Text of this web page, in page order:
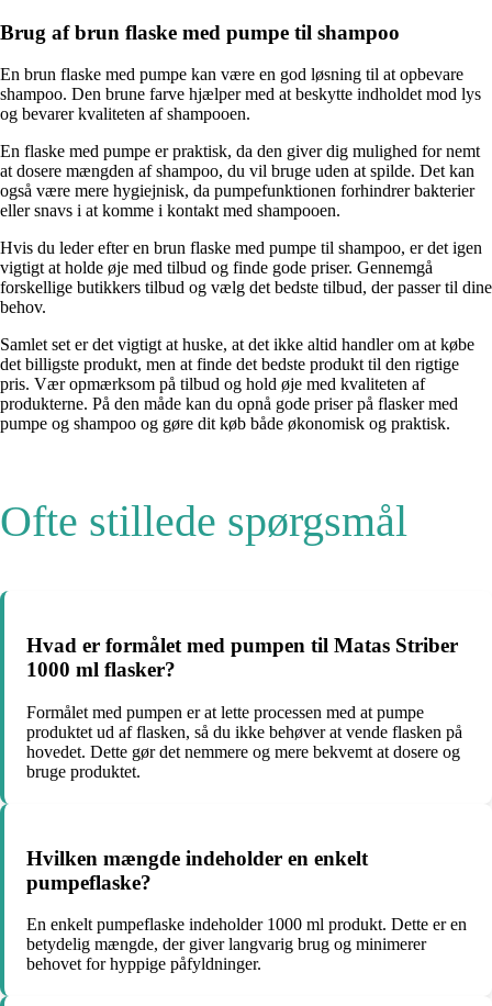
Brug af brun flaske med pumpe til shampoo
En brun flaske med pumpe kan være en god løsning til at opbevare
shampoo. Den brune farve hjælper med at beskytte indholdet mod lys
og bevarer kvaliteten af ​​shampooen.
En flaske med pumpe er praktisk, da den giver dig mulighed for nemt
at dosere mængden af ​​shampoo, du vil bruge uden at spilde. Det kan
også være mere hygiejnisk, da pumpefunktionen forhindrer bakterier
eller snavs i at komme i kontakt med shampooen.
Hvis du leder efter en brun flaske med pumpe til shampoo, er det igen
vigtigt at holde øje med tilbud og finde gode priser. Gennemgå
forskellige butikkers tilbud og vælg det bedste tilbud, der passer til dine
behov.
Samlet set er det vigtigt at huske, at det ikke altid handler om at købe
det billigste produkt, men at finde det bedste produkt til den rigtige
pris. Vær opmærksom på tilbud og hold øje med kvaliteten af ​​
produkterne. På den måde kan du opnå gode priser på flasker med
pumpe og shampoo og gøre dit køb både økonomisk og praktisk.
Ofte stillede spørgsmål
Hvad er formålet med pumpen til Matas Striber
1000 ml flasker?
Formålet med pumpen er at lette processen med at pumpe
produktet ud af flasken, så du ikke behøver at vende flasken på
hovedet. Dette gør det nemmere og mere bekvemt at dosere og
bruge produktet.
Hvilken mængde indeholder en enkelt
pumpeflaske?
En enkelt pumpeflaske indeholder 1000 ml produkt. Dette er en
betydelig mængde, der giver langvarig brug og minimerer
behovet for hyppige påfyldninger.